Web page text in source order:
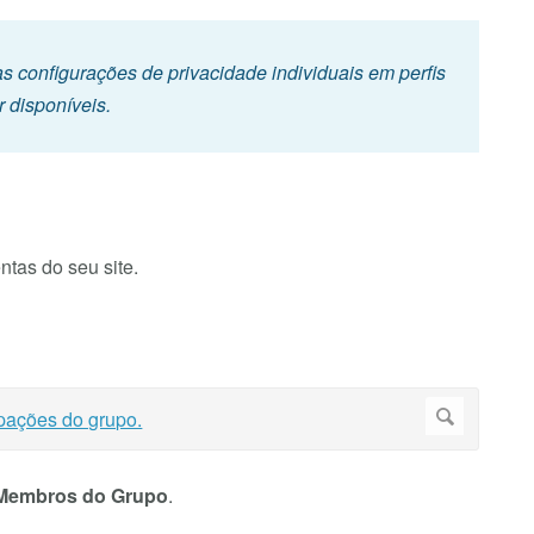
configurações de privacidade individuais em perfis
disponíveis.
do seu site.
do Grupo.